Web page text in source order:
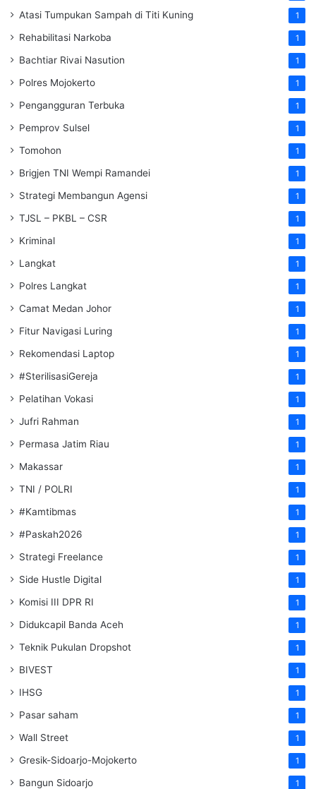
Atasi Tumpukan Sampah di Titi Kuning 1
Rehabilitasi Narkoba 1
Bachtiar Rivai Nasution 1
Polres Mojokerto 1
Pengangguran Terbuka 1
Pemprov Sulsel 1
Tomohon 1
Brigjen TNI Wempi Ramandei 1
Strategi Membangun Agensi 1
TJSL – PKBL – CSR 1
Kriminal 1
Langkat 1
Polres Langkat 1
Camat Medan Johor 1
Fitur Navigasi Luring 1
Rekomendasi Laptop 1
#SterilisasiGereja 1
Pelatihan Vokasi 1
Jufri Rahman 1
Permasa Jatim Riau 1
Makassar 1
TNI / POLRI 1
#Kamtibmas 1
#Paskah2026 1
Strategi Freelance 1
Side Hustle Digital 1
Komisi III DPR RI 1
Didukcapil Banda Aceh 1
Teknik Pukulan Dropshot 1
BIVEST 1
IHSG 1
Pasar saham 1
Wall Street 1
Gresik-Sidoarjo-Mojokerto 1
Bangun Sidoarjo 1